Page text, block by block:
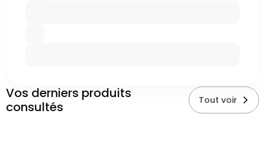
Vos derniers produits
consultés
Tout voir